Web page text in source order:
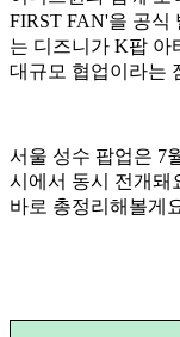
FIRST FAN'을 공식
는 디즈니가 K팝 아
대규모 협업이라는
서울 성수 팝업은 7
시에서 동시 전개돼
바로 총정리해볼게